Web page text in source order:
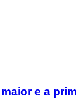
e a